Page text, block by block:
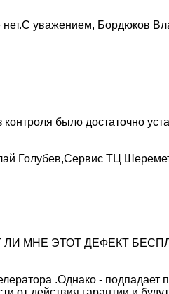
нет.С уважением, Бордюков
было достаточно
Голубев,Сервис ТЦ
ЛИ МНЕ ЭТОТ ДЕФЕКТ
.Однако - подпадает